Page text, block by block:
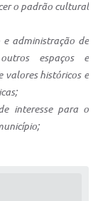
o padrão cultural
e administração de
espaços e
valores históricos e
interesse para o